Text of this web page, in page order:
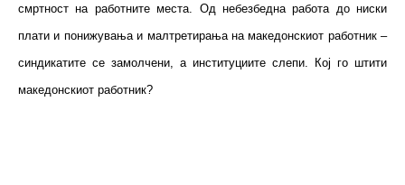
смртност на работните места. Од небезбедна работа до ниски
плати и понижувања и малтретирања на македонскиот работник –
синдикатите се замолчени, а институциите слепи. Кој го штити
македонскиот работник?